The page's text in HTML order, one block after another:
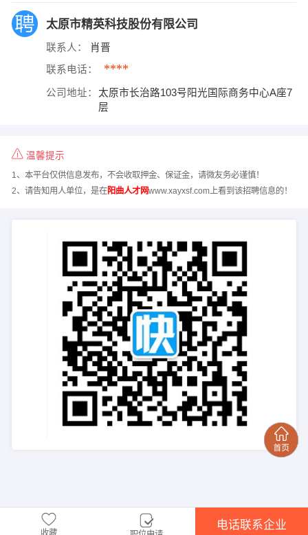
太原市精英科技股份有限公司
联系人： 肖晋
联系电话： ****
公司地址：
太原市长治路103号阳光国际商务中心A座7
层
温馨提示
1、本平台仅供信息发布，不会收取押金、保证金，请微友务必谨慎！
2、请告知用人单位，是在阳曲人才网www.xayxsf.com上看到该招聘信息的！
电话联系企业